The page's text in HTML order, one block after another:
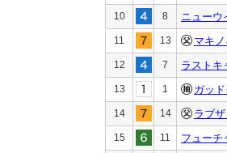
10 8 ニューウ
11 13 マキ
12 7 ラストキ
13 1 ガッ
14 14 ラブ
15 11 フューチ